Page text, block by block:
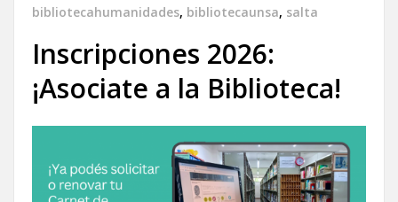
bibliotecahumanidades, bibliotecaunsa, salta
Inscripciones 2026:
¡Asociate a la Biblioteca!